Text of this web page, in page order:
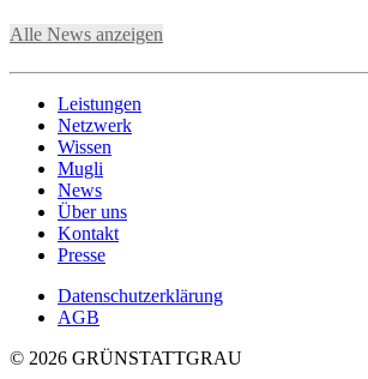
Alle News anzeigen
Leistungen
Netzwerk
Wissen
Mugli
News
Über uns
Kontakt
Presse
Datenschutzerklärung
AGB
© 2026 GRÜNSTATTGRAU